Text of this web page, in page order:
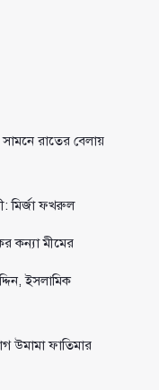
রাতের বেলায়
মির্জা ফখরুল
কন্যা মীমের
ইসলামিক
উমামা ফাতিমার